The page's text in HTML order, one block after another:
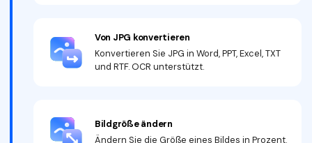
Von JPG konvertieren
Konvertieren Sie JPG in Word, PPT, Excel, TXT
und RTF. OCR unterstützt.
Bildgröße ändern
Ändern Sie die Größe eines Bildes in Prozent.